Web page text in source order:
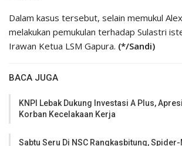
Dalam kasus tersebut, selain memukul
melakukan pemukulan terhadap Sulastri
Irawan Ketua LSM Gapura. (*/Sandi)
BACA JUGA
KNPI Lebak Dukung Investasi A Plus,
Korban Kecelakaan Kerja
Sabtu Seru Di NSC Rangkasbitung,